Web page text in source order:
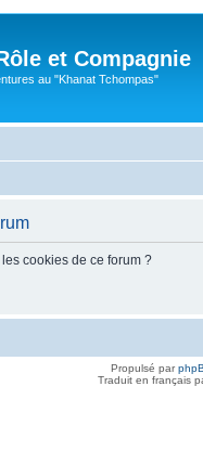
et Compagnie
au "Khanat Tchompas"
cookies de ce forum ?
Propulsé par
Traduit en français